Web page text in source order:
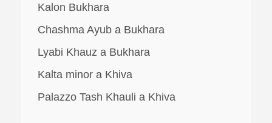
Kalon Bukhara
Chashma Ayub a Bukhara
Lyabi Khauz a Bukhara
Kalta minor a Khiva
Palazzo Tash Khauli a Khiva